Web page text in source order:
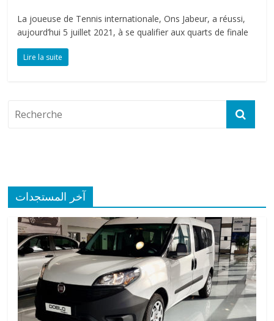
La joueuse de Tennis internationale, Ons Jabeur, a réussi,
aujourd’hui 5 juillet 2021, à se qualifier aux quarts de finale
Lire la suite
آخر المستجدات